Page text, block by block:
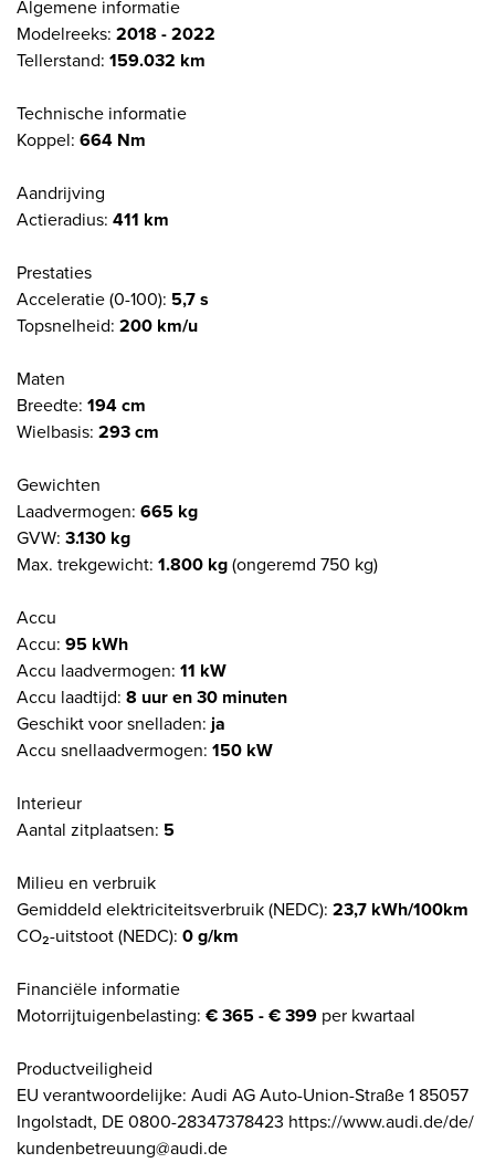
Algemene informatie
Modelreeks: 2018 - 2022
Tellerstand: 159.032 km
Technische informatie
Koppel: 664 Nm
Aandrijving
Actieradius: 411 km
Prestaties
Acceleratie (0-100): 5,7 s
Topsnelheid: 200 km/u
Maten
Breedte: 194 cm
Wielbasis: 293 cm
Gewichten
Laadvermogen: 665 kg
GVW: 3.130 kg
Max. trekgewicht: 1.800 kg(ongeremd 750 kg)
Accu
Accu: 95 kWh
Accu laadvermogen: 11 kW
Accu laadtijd: 8 uur en 30 minuten
Geschikt voor snelladen: ja
Accu snellaadvermogen: 150 kW
Interieur
Aantal zitplaatsen: 5
Milieu en verbruik
Gemiddeld elektriciteitsverbruik (NEDC): 23,7 kWh/100km
CO₂-uitstoot (NEDC): 0 g/km
Financiële informatie
Motorrijtuigenbelasting: € 365 - € 399 per kwartaal
Productveiligheid
EU verantwoordelijke: Audi AG Auto-Union-Straße 1 85057
Ingolstadt, DE 0800-28347378423 https://www.audi.de/de/
kundenbetreuung@audi.de